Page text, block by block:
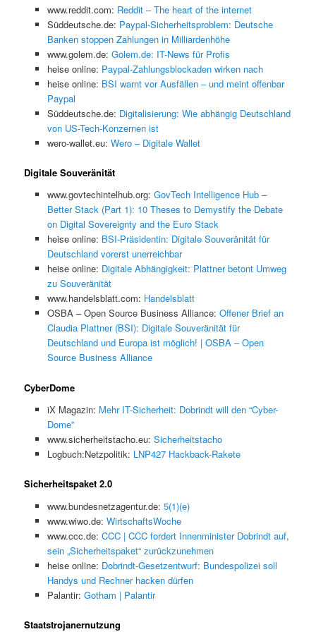
www.reddit.com: Reddit – The heart of the internet
Süddeutsche.de: Paypal-Sicherheitsproblem: Deutsche
Banken stoppen Zahlungen in Milliardenhöhe
www.golem.de: Golem.de: IT-News für Profis
heise online: Paypal-Zahlungsblockaden wirken nach
heise online: BSI warnt vor Ausfällen – und meint offenbar
Paypal
Süddeutsche.de: Digitalisierung: Wie abhängig Deutschland
von US-Tech-Konzernen ist
wero-wallet.eu: Wero – Digitale Wallet
Digitale Souveränität
www.govtechintelhub.org: GovTech Intelligence Hub –
Better Stack (Part 1): 10 Theses to Demystify the Debate
on Digital Sovereignty and the Euro Stack
heise online: BSI-Präsidentin: Digitale Souveränität für
Deutschland vorerst unerreichbar
heise online: Digitale Abhängigkeit: Plattner betont Umweg
zu Souveränität
www.handelsblatt.com: Handelsblatt
OSBA – Open Source Business Alliance: Offener Brief an
Claudia Plattner (BSI): Digitale Souveränität für
Deutschland und Europa ist möglich! | OSBA – Open
Source Business Alliance
CyberDome
iX Magazin: Mehr IT-Sicherheit: Dobrindt will den “Cyber-
Dome”
www.sicherheitstacho.eu: Sicherheitstacho
Logbuch:Netzpolitik: LNP427 Hackback-Rakete
Sicherheitspaket 2.0
www.bundesnetzagentur.de: 5(1)(e)
www.wiwo.de: WirtschaftsWoche
www.ccc.de: CCC | CCC fordert Innenminister Dobrindt auf,
sein „Sicherheitspaket“ zurückzunehmen
heise online: Dobrindt-Gesetzentwurf: Bundespolizei soll
Handys und Rechner hacken dürfen
Palantir: Gotham | Palantir
Staatstrojanernutzung